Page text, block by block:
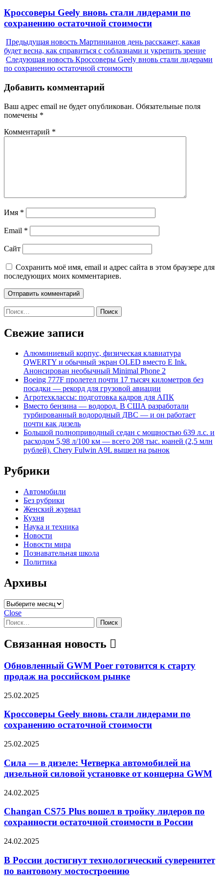
Next
post:
Кроссоверы Geely вновь стали лидерами по
сохранению остаточной стоимости
Предыдущая новость Мартинианов день расскажет, какая
будет весна, как справиться с соблазнами и укрепить зрение
Следующая новость Кроссоверы Geely вновь стали лидерами
по сохранению остаточной стоимости
Добавить комментарий
Ваш адрес email не будет опубликован. Обязательные поля
помечены *
Комментарий *
Имя *
Email *
Сайт
Сохранить моё имя, email и адрес сайта в этом браузере для
последующих моих комментариев.
Найти:
Свежие записи
Алюминиевый корпус, физическая клавиатура
QWERTY и обычный экран OLED вместо E Ink.
Анонсирован необычный Minimal Phone 2
Boeing 777F пролетел почти 17 тысяч километров без
посадки — рекорд для грузовой авиации
Агротехклассы: подготовка кадров для АПК
Вместо бензина — водород. В США разработали
турбированный водородный ДВС — и он работает
почти как дизель
Большой полноприводный седан с мощностью 639 л.с. и
расходом 5,98 л/100 км — всего 208 тыс. юаней (2,5 млн
рублей). Chery Fulwin A9L вышел на рынок
Рубрики
Автомобили
Без рубрики
Женский журнал
Кухня
Наука и техника
Новости
Новости мира
Познавательная школа
Политика
Архивы
Архивы
Close
Найти:
Связанная новость
Обновленный GWM Poer готовится к старту
продаж на российском рынке
25.02.2025
Кроссоверы Geely вновь стали лидерами по
сохранению остаточной стоимости
25.02.2025
Сила — в дизеле: Четверка автомобилей на
дизельной силовой установке от концерна GWM
24.02.2025
Changan CS75 Plus вошел в тройку лидеров по
сохранности остаточной стоимости в России
24.02.2025
В России достигнут технологический суверенитет
по вантовому мостостроению